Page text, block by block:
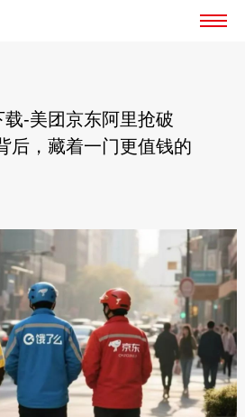
-美团京东阿里抢破
后，藏着一门更值钱的